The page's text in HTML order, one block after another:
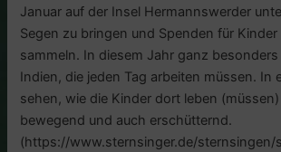
Januar auf der Insel Hermannswerder
Segen zu bringen und Spenden für
sammeln. In diesem Jahr ganz
Indien, die jeden Tag arbeiten müssen. In
sehen, wie die Kinder dort leben
bewegend und auch erschütternd.
(https://www.sternsinger.de/sternsingen/